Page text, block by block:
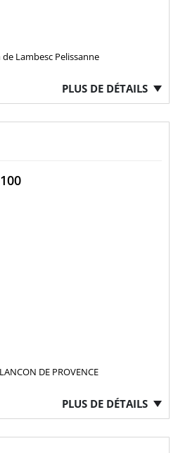
Lambesc Pelissanne
PLUS DE DÉTAILS
DE PROVENCE
PLUS DE DÉTAILS